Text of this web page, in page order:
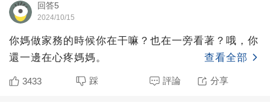
回答5
2024/10/15
你媽做家務的時候你在干嘛？也在一旁看著？哦，你
還一邊在心疼媽媽。
查看全部
3433 踩 評論 分享